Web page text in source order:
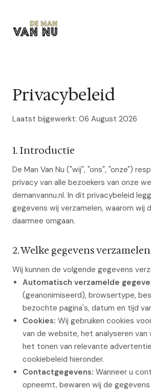
Privacybeleid
Laatst bijgewerkt: 06 August 2026
1. Introductie
De Man Van Nu ("wij", "ons", "onze")
privacy van alle bezoekers van onze
demanvannu.nl. In dit privacybeleid
gegevens wij verzamelen, waarom wij
daarmee omgaan.
2. Welke gegevens
Wij kunnen de volgende gegevens
Automatisch verzamelde
(geanonimiseerd), browsertype,
bezochte pagina's, datum en tijd
Cookies: Wij gebruiken cookies
van de website, het analyseren
het tonen van relevante
cookiebeleid hieronder.
Contactgegevens: Wanneer u
opneemt, bewaren wij de